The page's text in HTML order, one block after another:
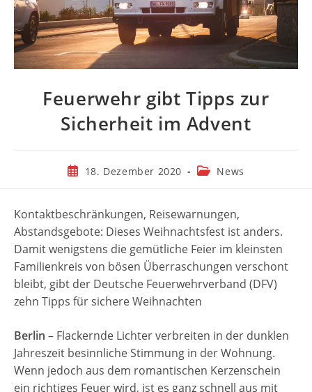
Feuerwehr gibt Tipps zur
Sicherheit im Advent
Beitrag18. Dezember 2020
Beitrags-
News
Kontaktbeschränkungen, Reisewarnungen,
Abstandsgebote: Dieses Weihnachtsfest ist anders.
Damit wenigstens die gemütliche Feier im kleinsten
Familienkreis von bösen Überraschungen verschont
bleibt, gibt der Deutsche Feuerwehrverband (DFV)
zehn Tipps für sichere Weihnachten
Berlin – Flackernde Lichter verbreiten in der dunklen
Jahreszeit besinnliche Stimmung in der Wohnung.
Wenn jedoch aus dem romantischen Kerzenschein
ein richtiges Feuer wird, ist es ganz schnell aus mit